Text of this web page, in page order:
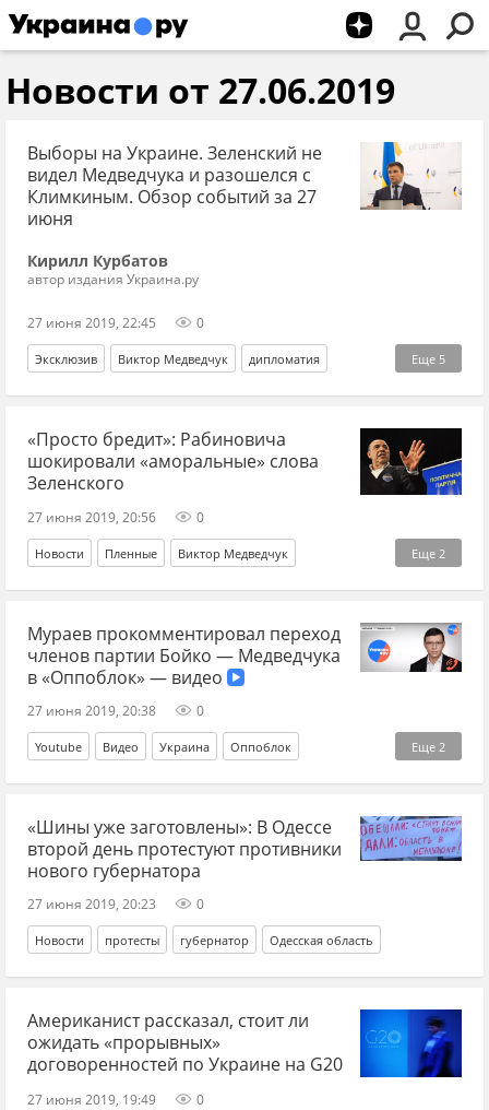
Новости от 27.06.2019
Выборы на Украине. Зеленский не
видел Медведчука и разошелся с
Климкиным. Обзор событий за 27
июня
Кирилл Курбатов
автор издания Украина.ру
27 июня 2019, 22:45 0
Еще 5
Эксклюзив Виктор Медведчук дипломатия
политика Владимир Зеленский Украина
Денис Пушилин Леонид Пасечник
«Просто бредит»: Рабиновича
шокировали «аморальные» слова
Зеленского
27 июня 2019, 20:56 0
Еще 2
Новости Пленные Виктор Медведчук
Вадим Рабинович Владимир Зеленский
Мураев прокомментировал переход
членов партии Бойко — Медведчука
в «Оппоблок» — видео
27 июня 2019, 20:38 0
Еще 2
Youtube Видео Украина Оппоблок
Евгений Мураев
Оппозиционная платформа - "За Жизнь"
«Шины уже заготовлены»: В Одессе
второй день протестуют противники
нового губернатора
27 июня 2019, 20:23 0
Новости протесты губернатор Одесская область
Американист рассказал, стоит ли
ожидать «прорывных»
договоренностей по Украине на G20
27 июня 2019, 19:49 0